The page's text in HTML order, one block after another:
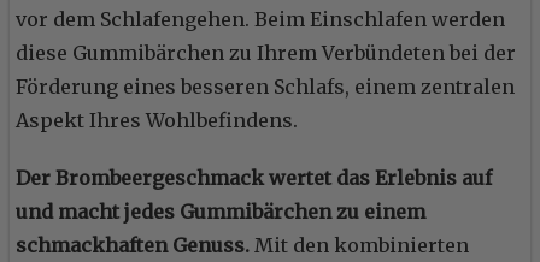
vor dem Schlafengehen. Beim Einschlafen werden
diese Gummibärchen zu Ihrem Verbündeten bei der
Förderung eines besseren Schlafs, einem zentralen
Aspekt Ihres Wohlbefindens.
Der Brombeergeschmack wertet das Erlebnis auf
und macht jedes Gummibärchen zu einem
schmackhaften Genuss. Mit den kombinierten